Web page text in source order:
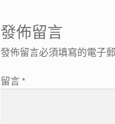
發佈留言
發佈留言必須填寫的電子
留言 *